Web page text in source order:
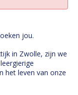
jou.
in Zwolle, zijn we
het leven van onze